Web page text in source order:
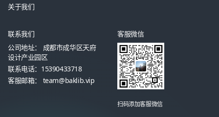
关于我们
联系我们
公司地址： 成都市成华区天府
设计产业园区
联系电话：15390433718
客服邮箱： team@baklib.vip
客服微信
扫码添加客服微信